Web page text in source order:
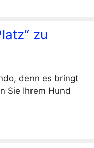
zu
denn es bringt
Sie Ihrem Hund